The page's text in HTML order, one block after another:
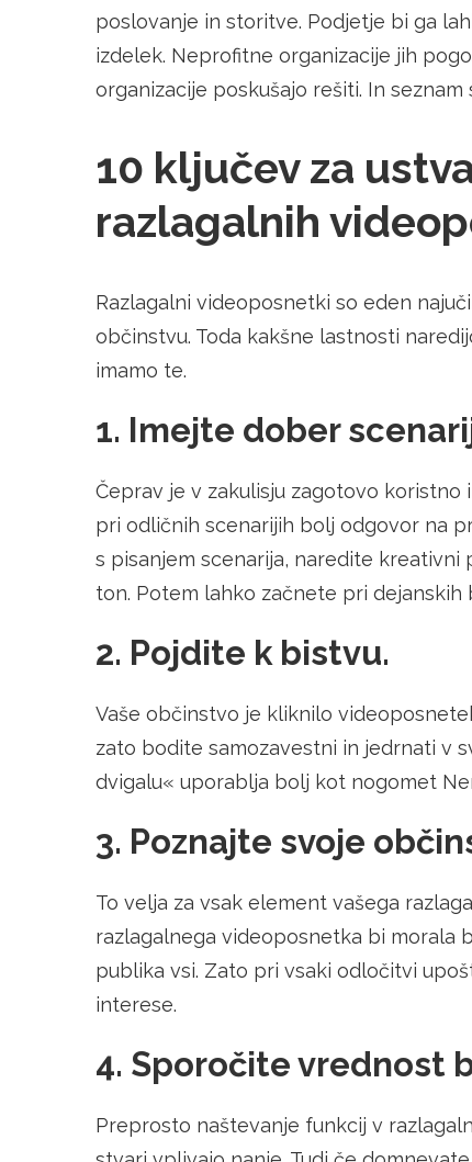
poslovanje in storitve. Podjetje bi ga
izdelek. Neprofitne organizacije jih
organizacije poskušajo rešiti. In seznam
10 ključev za
razlagalnih
Razlagalni videoposnetki so eden
občinstvu. Toda kakšne lastnosti
imamo te.
1. Imejte dober
Čeprav je v zakulisju zagotovo koristno
pri odličnih scenarijih bolj odgovor na
s pisanjem scenarija, naredite
ton. Potem lahko začnete pri dejanskih
2. Pojdite k bistvu.
Vaše občinstvo je kliknilo
zato bodite samozavestni in jedrnati v
dvigalu« uporablja bolj kot nogomet
3. Poznajte svoje
To velja za vsak element vašega
razlagalnega videoposnetka bi morala
publika vsi. Zato pri vsaki odločitvi
interese.
4. Sporočite vrednost
Preprosto naštevanje funkcij v